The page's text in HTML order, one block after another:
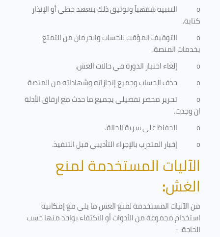
o
التنبيه شفهياً وتوثيق ذلك بتعهد خطي أو الإنذار
كتابة.
o
التوقيف المؤقت للحساب والحرمان من التمتع
بخدمات المنصة.
o
إلغاء اختبار الدورة في حالات الغش.
o
حذف الحساب وجميع إنجازاته وشهاداته من المنصة
o
تحرير محضر تفصيلي بجميع ما حدث مع ارفاق الأدلة
ان وجدت.
o
الحفاظ على سرية الحالة.
o
إخبار المتدرب بالإجراء التأديبي قبل التنفيذ.
الآليات المستخدمة لمنع
الغش:
من الآليات المستخدمة لمنع الغش ما يلي مع إمكانية
استخدام مجموعة من الأدوات أو الاكتفاء بواحد منها حسب
الحاجة: -